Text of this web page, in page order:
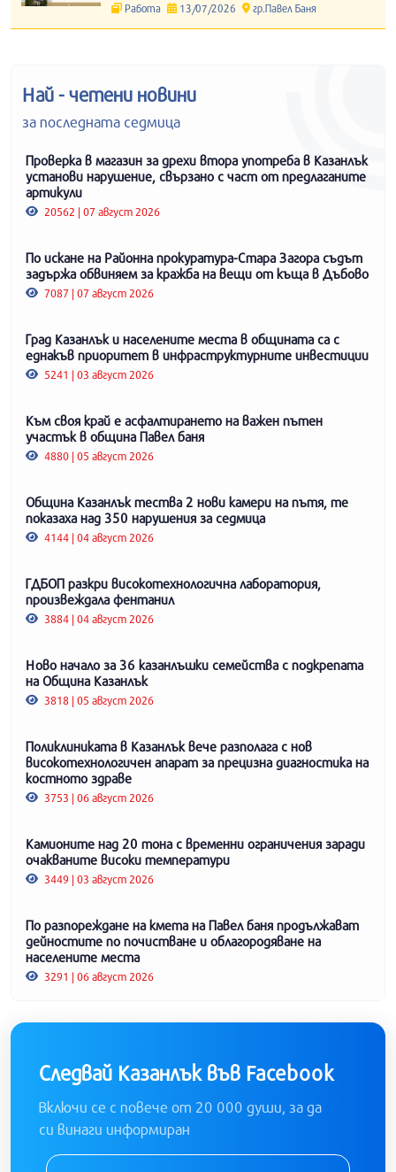
Работа 13/07/2026 гр.Павел Баня
Най - четени новини
за последната седмица
Проверка в магазин за дрехи втора употреба в Казанлък
установи нарушение, свързано с част от предлаганите
артикули
20562 | 07 август 2026
По искане на Районна прокуратура-Стара Загора съдът
задържа обвиняем за кражба на вещи от къща в Дъбово
7087 | 07 август 2026
Град Казанлък и населените места в общината са с
еднакъв приоритет в инфраструктурните инвестиции
5241 | 03 август 2026
Към своя край е асфалтирането на важен пътен
участък в община Павел баня
4880 | 05 август 2026
Община Казанлък тества 2 нови камери на пътя, те
показаха над 350 нарушения за седмица
4144 | 04 август 2026
ГДБОП разкри високотехнологична лаборатория,
произвеждала фентанил
3884 | 04 август 2026
Ново начало за 36 казанлъшки семейства с подкрепата
на Община Казанлък
3818 | 05 август 2026
Поликлиниката в Казанлък вече разполага с нов
високотехнологичен апарат за прецизна диагностика на
костното здраве
3753 | 06 август 2026
Камионите над 20 тона с временни ограничения заради
очакваните високи температури
3449 | 03 август 2026
По разпореждане на кмета на Павел баня продължават
дейностите по почистване и облагородяване на
населените места
3291 | 06 август 2026
Следвай Казанлък във Facebook
Включи се с повече от 20 000 души, за да
си винаги информиран